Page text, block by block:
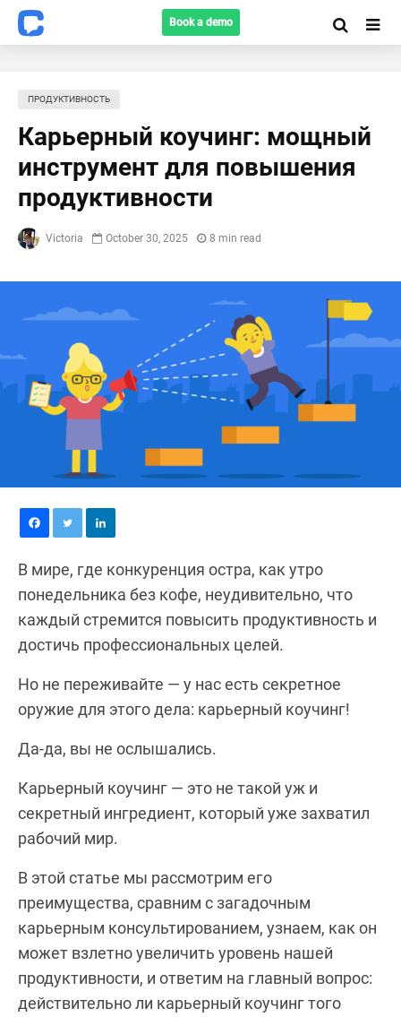
Book a demo
ПРОДУКТИВНОСТЬ
Карьeрный коучинг: мощный
инструмент для повышения
продуктивности
Victoria October 30, 2025 8 min read
В мире, где конкуренция остра, как утро
понедельника без кофе, неудивительно, что
каждый стремится повысить продуктивность и
достичь профессиональных целей.
Но не переживайте — у нас есть секретное
оружие для этого дела: карьерный коучинг!
Да-да, вы не ослышались.
Карьeрный коучинг — это не такой уж и
секретный ингредиент, который уже захватил
рабочий мир.
В этой статье мы рассмотрим его
преимущества, сравним с загадочным
карьерным консультированием, узнаем, как он
может взлетно увеличить уровень нашей
продуктивности, и ответим на главный вопрос:
действительно ли карьерный коучинг того